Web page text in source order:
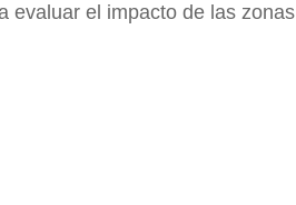
evaluar el impacto de las zonas